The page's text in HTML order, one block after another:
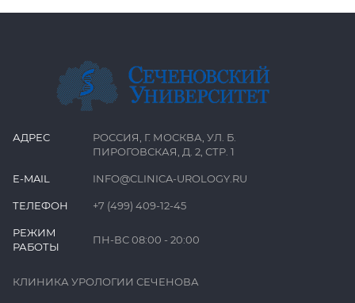
АДРЕС
РОССИЯ, Г. МОСКВА, УЛ. Б.
ПИРОГОВСКАЯ, Д. 2, СТР. 1
E-MAIL INFO@CLINICA-UROLOGY.RU
ТЕЛЕФОН +7 (499) 409-12-45
РЕЖИМ
РАБОТЫ
ПН-ВС 08:00 - 20:00
КЛИНИКА УРОЛОГИИ СЕЧЕНОВА